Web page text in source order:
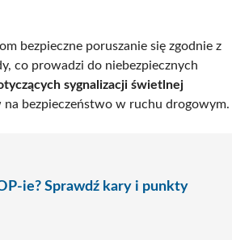
bezpieczne poruszanie się zgodnie z
co prowadzi do niebezpiecznych
sygnalizacji świetlnej
na bezpieczeństwo w ruchu drogowym.
ie? Sprawdź kary i punkty